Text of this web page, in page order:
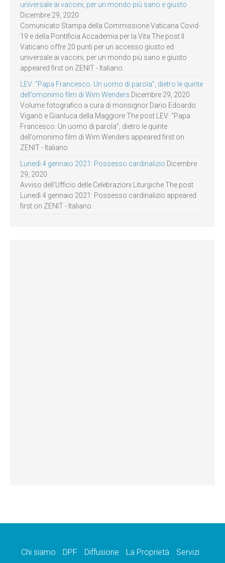
universale ai vaccini, per un mondo più sano e giusto
Dicembre 29, 2020
Comunicato Stampa della Commissione Vaticana Covid-
19 e della Pontificia Accademia per la Vita The post Il
Vaticano offre 20 punti per un accesso giusto ed
universale ai vaccini, per un mondo più sano e giusto
appeared first on ZENIT - Italiano.
LEV: “Papa Francesco. Un uomo di parola”, dietro le quinte
dell’omonimo film di Wim Wenders Dicembre 29, 2020
Volume fotografico a cura di monsignor Dario Edoardo
Viganò e Gianluca della Maggiore The post LEV: “Papa
Francesco. Un uomo di parola”, dietro le quinte
dell’omonimo film di Wim Wenders appeared first on
ZENIT - Italiano.
Lunedì 4 gennaio 2021: Possesso cardinalizio Dicembre
29, 2020
Avviso dell’Ufficio delle Celebrazioni Liturgiche The post
Lunedì 4 gennaio 2021: Possesso cardinalizio appeared
first on ZENIT - Italiano.
Chi siamo DPF Diffusione La Proprietà Servizi